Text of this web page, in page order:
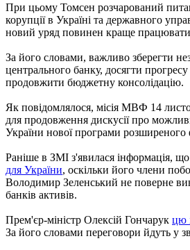
При цьому Томсен розчарований
корупції в Україні та державного
новий уряд повинен краще
За його словами, важливо зберегти
центрального банку, досягти
продовжити бюджетну консолідацію.
Як повідомлялося, місія МВФ 14
для продовження дискусії про
України нової програми розширеного
Раніше в ЗМІ з'явилася інформація,
для України, оскільки його члени
Володимир Зеленський не поверне
банків активів.
Прем'єр-міністр Олексій Гончарук цю
За його словами переговори йдуть у